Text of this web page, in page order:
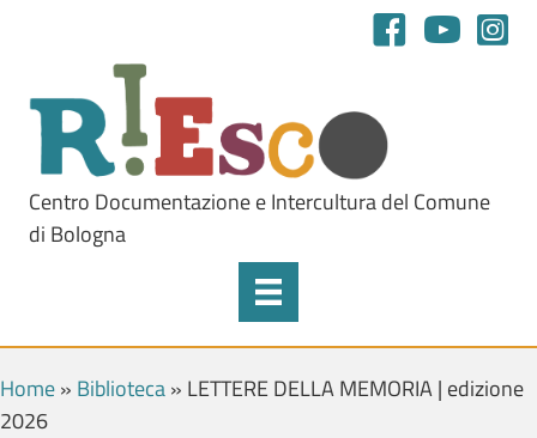
Centro Documentazione e Intercultura del Comune
di Bologna
Home» Biblioteca» LETTERE DELLA MEMORIA | edizione
2026